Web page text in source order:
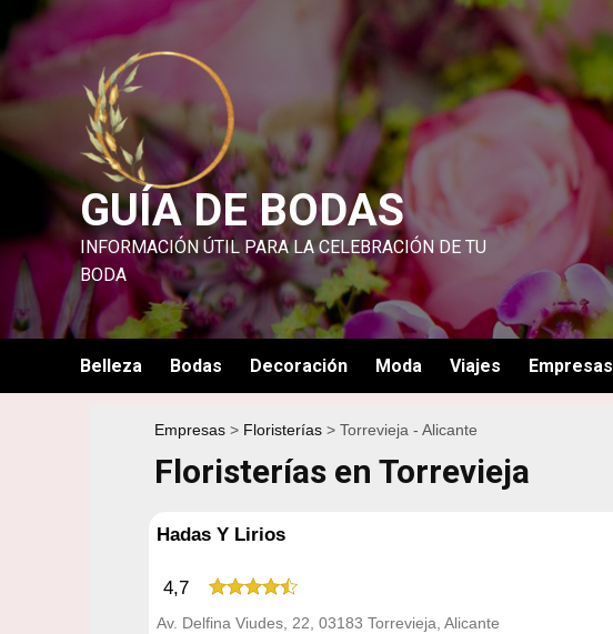
Saltar
al
contenido
GUÍA DE BODAS
INFORMACIÓN ÚTIL PARA LA CELEBRACIÓN DE TU
BODA
Belleza Bodas Decoración Moda Viajes Empresas
Empresas Floristerías Torrevieja - Alicante
Floristerías en Torrevieja
Hadas Y Lirios
4,7
Av. Delfina Viudes, 22, 03183 Torrevieja, Alicante